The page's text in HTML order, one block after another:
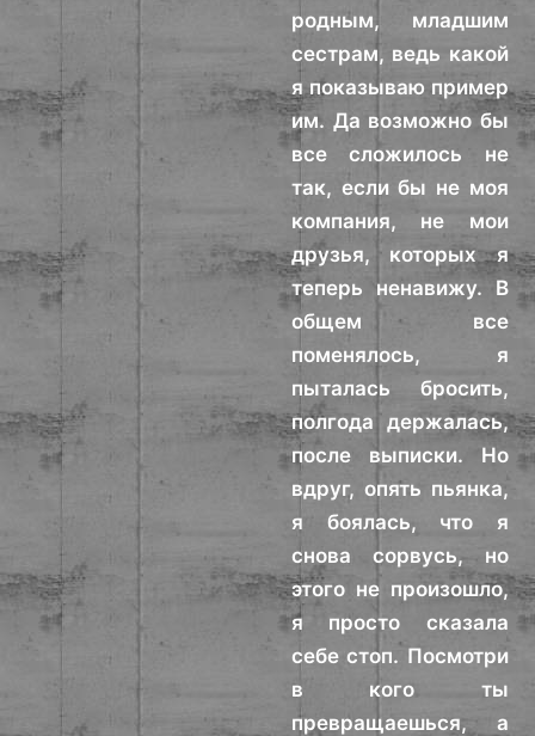
родным, младшим
сестрам, ведь какой
я показываю пример
им. Да возможно бы
все сложилось не
так, если бы не моя
компания, не мои
друзья, которых я
теперь ненавижу. В
общем все
поменялось, я
пыталась бросить,
полгода держалась,
после выписки. Но
вдруг, опять пьянка,
я боялась, что я
снова сорвусь, но
этого не произошло,
я просто сказала
себе стоп. Посмотри
в кого ты
превращаешься, а